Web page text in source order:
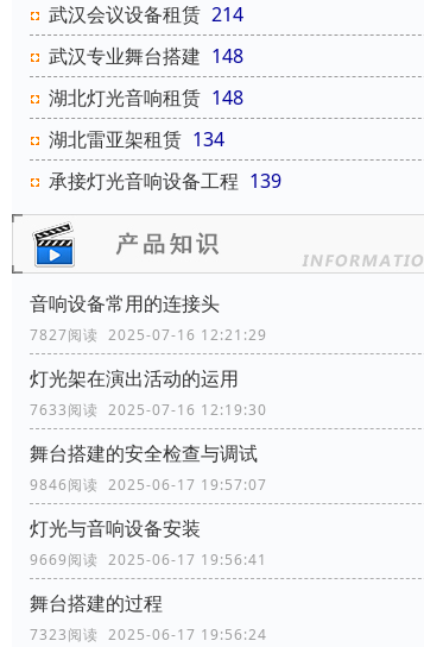
武汉会议设备租赁 214
武汉专业舞台搭建 148
湖北灯光音响租赁 148
湖北雷亚架租赁 134
承接灯光音响设备工程 139
音响设备常用的连接头
7827阅读 2025-07-16 12:21:29
灯光架在演出活动的运用
7633阅读 2025-07-16 12:19:30
舞台搭建的安全检查与调试
9846阅读 2025-06-17 19:57:07
灯光与音响设备安装
9669阅读 2025-06-17 19:56:41
舞台搭建的过程
7323阅读 2025-06-17 19:56:24